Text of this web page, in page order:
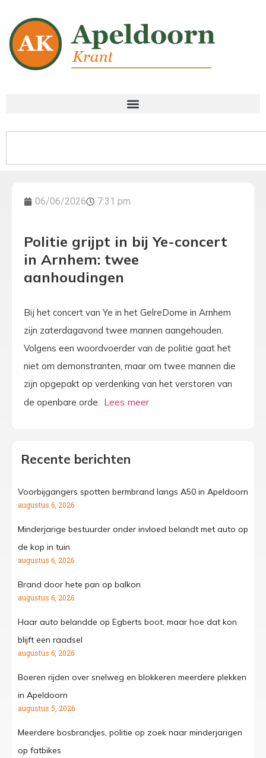
06/06/2026 7:31 pm
Politie grijpt in bij Ye-concert
in Arnhem: twee
aanhoudingen
Bij het concert van Ye in het GelreDome in Arnhem
zijn zaterdagavond twee mannen aangehouden.
Volgens een woordvoerder van de politie gaat het
niet om demonstranten, maar om twee mannen die
zijn opgepakt op verdenking van het verstoren van
de openbare orde.
Recente berichten
Voorbijgangers spotten bermbrand langs A50 in Apeldoorn
augustus 6, 2026
Minderjarige bestuurder onder invloed belandt met auto op
de kop in tuin
augustus 6, 2026
Brand door hete pan op balkon
augustus 6, 2026
Haar auto belandde op Egberts boot, maar hoe dat kon
blijft een raadsel
augustus 6, 2026
Boeren rijden over snelweg en blokkeren meerdere plekken
in Apeldoorn
augustus 5, 2026
Meerdere bosbrandjes, politie op zoek naar minderjarigen
op fatbikes